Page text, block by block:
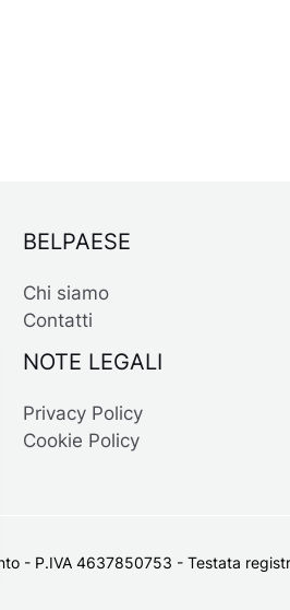
BELPAESE
Chi siamo
Contatti
NOTE LEGALI
Privacy Policy
Cookie Policy
- P.IVA 4637850753 - Testata